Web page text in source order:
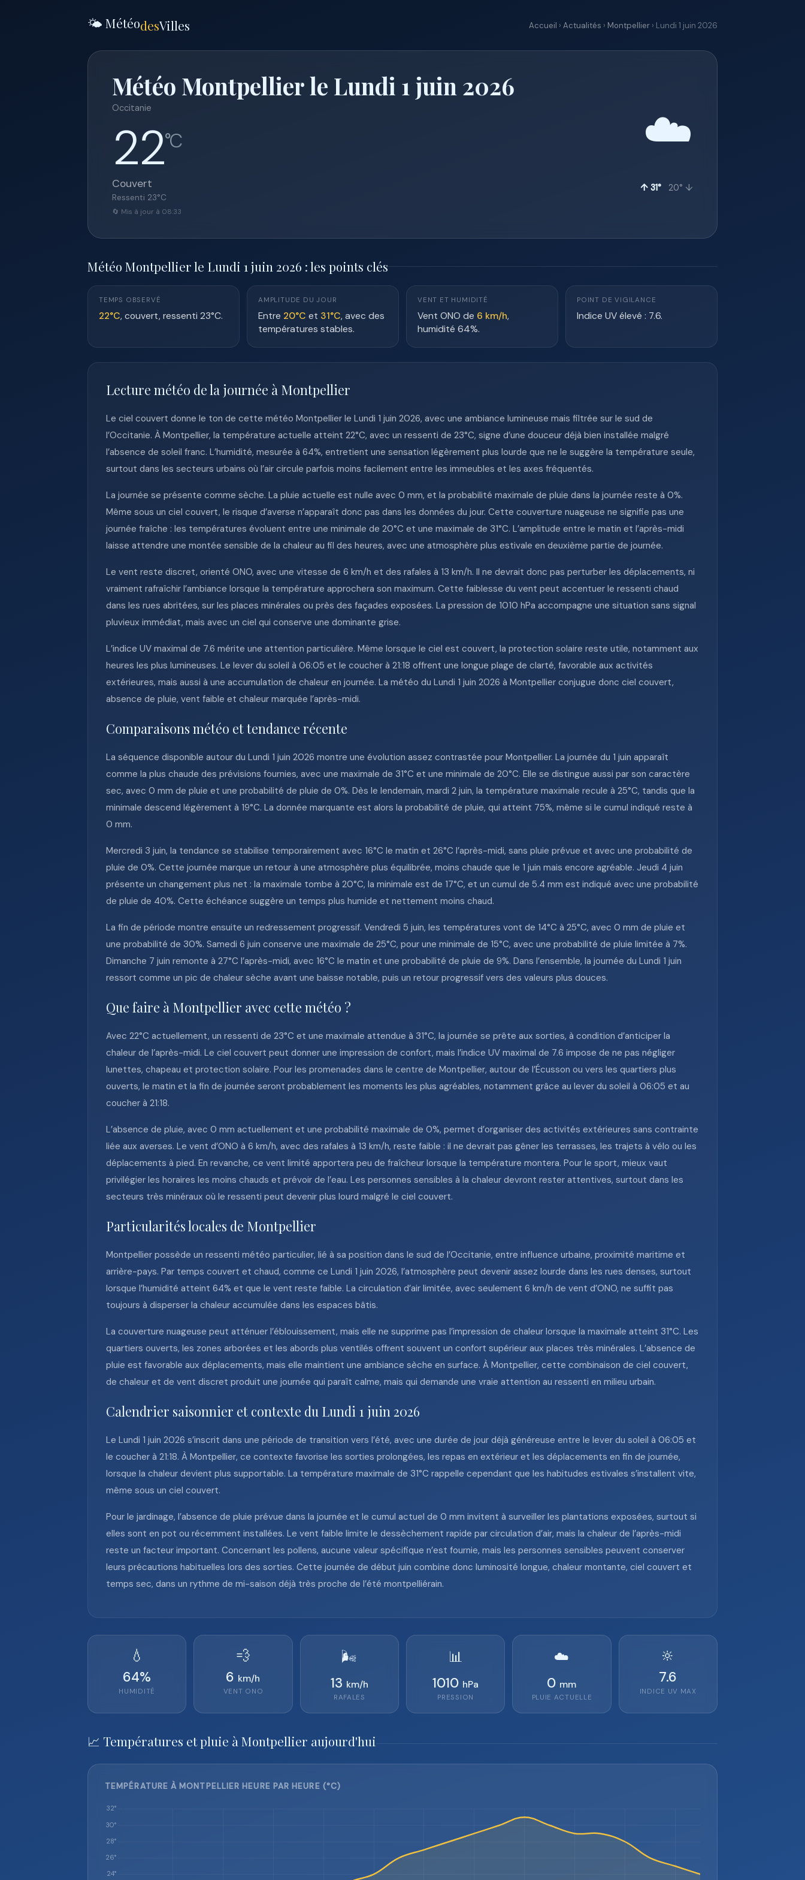
🌤️ MétéodesVilles Accueil › Actualités › Montpellier › Lundi 1 juin 2026
Météo Montpellier le Lundi 1 juin 2026
Occitanie
22°C
Couvert
Ressenti 23°C
🔄 Mis à jour à 08:33
☁️
↑ 31° 20° ↓
Météo Montpellier le Lundi 1 juin 2026 : les points clés
TEMPS OBSERVÉ
22°C, couvert, ressenti 23°C.
AMPLITUDE DU JOUR
Entre 20°C et 31°C, avec des
températures stables.
VENT ET HUMIDITÉ
Vent ONO de 6 km/h,
humidité 64%.
POINT DE VIGILANCE
Indice UV élevé : 7.6.
Lecture météo de la journée à Montpellier
Le ciel couvert donne le ton de cette météo Montpellier le Lundi 1 juin 2026, avec une ambiance lumineuse mais filtrée sur le sud de
l’Occitanie. À Montpellier, la température actuelle atteint 22°C, avec un ressenti de 23°C, signe d’une douceur déjà bien installée malgré
l’absence de soleil franc. L’humidité, mesurée à 64%, entretient une sensation légèrement plus lourde que ne le suggère la température seule,
surtout dans les secteurs urbains où l’air circule parfois moins facilement entre les immeubles et les axes fréquentés.
La journée se présente comme sèche. La pluie actuelle est nulle avec 0 mm, et la probabilité maximale de pluie dans la journée reste à 0%.
Même sous un ciel couvert, le risque d’averse n’apparaît donc pas dans les données du jour. Cette couverture nuageuse ne signifie pas une
journée fraîche : les températures évoluent entre une minimale de 20°C et une maximale de 31°C. L’amplitude entre le matin et l’après-midi
laisse attendre une montée sensible de la chaleur au fil des heures, avec une atmosphère plus estivale en deuxième partie de journée.
Le vent reste discret, orienté ONO, avec une vitesse de 6 km/h et des rafales à 13 km/h. Il ne devrait donc pas perturber les déplacements, ni
vraiment rafraîchir l’ambiance lorsque la température approchera son maximum. Cette faiblesse du vent peut accentuer le ressenti chaud
dans les rues abritées, sur les places minérales ou près des façades exposées. La pression de 1010 hPa accompagne une situation sans signal
pluvieux immédiat, mais avec un ciel qui conserve une dominante grise.
L’indice UV maximal de 7.6 mérite une attention particulière. Même lorsque le ciel est couvert, la protection solaire reste utile, notamment aux
heures les plus lumineuses. Le lever du soleil à 06:05 et le coucher à 21:18 offrent une longue plage de clarté, favorable aux activités
extérieures, mais aussi à une accumulation de chaleur en journée. La météo du Lundi 1 juin 2026 à Montpellier conjugue donc ciel couvert,
absence de pluie, vent faible et chaleur marquée l’après-midi.
Comparaisons météo et tendance récente
La séquence disponible autour du Lundi 1 juin 2026 montre une évolution assez contrastée pour Montpellier. La journée du 1 juin apparaît
comme la plus chaude des prévisions fournies, avec une maximale de 31°C et une minimale de 20°C. Elle se distingue aussi par son caractère
sec, avec 0 mm de pluie et une probabilité de pluie de 0%. Dès le lendemain, mardi 2 juin, la température maximale recule à 25°C, tandis que la
minimale descend légèrement à 19°C. La donnée marquante est alors la probabilité de pluie, qui atteint 75%, même si le cumul indiqué reste à
0 mm.
Mercredi 3 juin, la tendance se stabilise temporairement avec 16°C le matin et 26°C l’après-midi, sans pluie prévue et avec une probabilité de
pluie de 0%. Cette journée marque un retour à une atmosphère plus équilibrée, moins chaude que le 1 juin mais encore agréable. Jeudi 4 juin
présente un changement plus net : la maximale tombe à 20°C, la minimale est de 17°C, et un cumul de 5.4 mm est indiqué avec une probabilité
de pluie de 40%. Cette échéance suggère un temps plus humide et nettement moins chaud.
La fin de période montre ensuite un redressement progressif. Vendredi 5 juin, les températures vont de 14°C à 25°C, avec 0 mm de pluie et
une probabilité de 30%. Samedi 6 juin conserve une maximale de 25°C, pour une minimale de 15°C, avec une probabilité de pluie limitée à 7%.
Dimanche 7 juin remonte à 27°C l’après-midi, avec 16°C le matin et une probabilité de pluie de 9%. Dans l’ensemble, la journée du Lundi 1 juin
ressort comme un pic de chaleur sèche avant une baisse notable, puis un retour progressif vers des valeurs plus douces.
Que faire à Montpellier avec cette météo ?
Avec 22°C actuellement, un ressenti de 23°C et une maximale attendue à 31°C, la journée se prête aux sorties, à condition d’anticiper la
chaleur de l’après-midi. Le ciel couvert peut donner une impression de confort, mais l’indice UV maximal de 7.6 impose de ne pas négliger
lunettes, chapeau et protection solaire. Pour les promenades dans le centre de Montpellier, autour de l’Écusson ou vers les quartiers plus
ouverts, le matin et la fin de journée seront probablement les moments les plus agréables, notamment grâce au lever du soleil à 06:05 et au
coucher à 21:18.
L’absence de pluie, avec 0 mm actuellement et une probabilité maximale de 0%, permet d’organiser des activités extérieures sans contrainte
liée aux averses. Le vent d’ONO à 6 km/h, avec des rafales à 13 km/h, reste faible : il ne devrait pas gêner les terrasses, les trajets à vélo ou les
déplacements à pied. En revanche, ce vent limité apportera peu de fraîcheur lorsque la température montera. Pour le sport, mieux vaut
privilégier les horaires les moins chauds et prévoir de l’eau. Les personnes sensibles à la chaleur devront rester attentives, surtout dans les
secteurs très minéraux où le ressenti peut devenir plus lourd malgré le ciel couvert.
Particularités locales de Montpellier
Montpellier possède un ressenti météo particulier, lié à sa position dans le sud de l’Occitanie, entre influence urbaine, proximité maritime et
arrière-pays. Par temps couvert et chaud, comme ce Lundi 1 juin 2026, l’atmosphère peut devenir assez lourde dans les rues denses, surtout
lorsque l’humidité atteint 64% et que le vent reste faible. La circulation d’air limitée, avec seulement 6 km/h de vent d’ONO, ne suffit pas
toujours à disperser la chaleur accumulée dans les espaces bâtis.
La couverture nuageuse peut atténuer l’éblouissement, mais elle ne supprime pas l’impression de chaleur lorsque la maximale atteint 31°C. Les
quartiers ouverts, les zones arborées et les abords plus ventilés offrent souvent un confort supérieur aux places très minérales. L’absence de
pluie est favorable aux déplacements, mais elle maintient une ambiance sèche en surface. À Montpellier, cette combinaison de ciel couvert,
de chaleur et de vent discret produit une journée qui paraît calme, mais qui demande une vraie attention au ressenti en milieu urbain.
Calendrier saisonnier et contexte du Lundi 1 juin 2026
Le Lundi 1 juin 2026 s’inscrit dans une période de transition vers l’été, avec une durée de jour déjà généreuse entre le lever du soleil à 06:05 et
le coucher à 21:18. À Montpellier, ce contexte favorise les sorties prolongées, les repas en extérieur et les déplacements en fin de journée,
lorsque la chaleur devient plus supportable. La température maximale de 31°C rappelle cependant que les habitudes estivales s’installent vite,
même sous un ciel couvert.
Pour le jardinage, l’absence de pluie prévue dans la journée et le cumul actuel de 0 mm invitent à surveiller les plantations exposées, surtout si
elles sont en pot ou récemment installées. Le vent faible limite le dessèchement rapide par circulation d’air, mais la chaleur de l’après-midi
reste un facteur important. Concernant les pollens, aucune valeur spécifique n’est fournie, mais les personnes sensibles peuvent conserver
leurs précautions habituelles lors des sorties. Cette journée de début juin combine donc luminosité longue, chaleur montante, ciel couvert et
temps sec, dans un rythme de mi-saison déjà très proche de l’été montpelliérain.
💧
64%
HUMIDITÉ
💨
6 km/h
VENT ONO
🌬️
13 km/h
RAFALES
📊
1010 hPa
PRESSION
☁️
0 mm
PLUIE ACTUELLE
🔆
7.6
INDICE UV MAX
📈 Températures et pluie à Montpellier aujourd'hui
TEMPÉRATURE À MONTPELLIER HEURE PAR HEURE (°C)